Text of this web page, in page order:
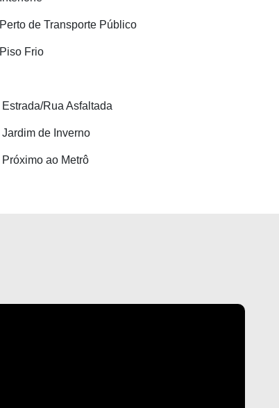
Perto de Transporte Público
Piso Frio
Estrada/Rua Asfaltada
Jardim de Inverno
Próximo ao Metrô